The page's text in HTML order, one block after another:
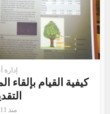
إدارة
كيفية القيام
منذ 11 سنة